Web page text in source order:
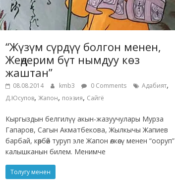
“Жүзүм сүрдүү болгон менен,
Жеңдерим бүт нымдуу көз
жаштан”
08.08.2014 kmb3 0 Comments Адабият,
Д.Юсупов,Жапон, поэзия, Сайгё
Кыргыздын белгилүү акын-жазуучулары Мурза
Гапаров, Сагын Акматбекова, Жылкычы Жапиев
барбай, көрбөй туруп эле Жапон өлкөсү менен “ооруп”
калышканын билем. Менимче
Толугу менен